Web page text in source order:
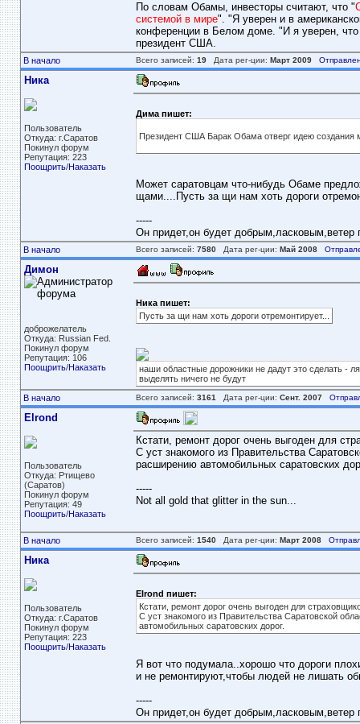
По словам Обамы, инвесторы считают, что "
системой в мире". "Я уверен и в
конференции в Белом доме. "И я уверен,
президент США.
В начало Всего записей: 19Дата рег-ции: Март 2009
Ника
Пользователь
Откуда: г.Саратов
Покинул форум
Репутация: 223
Поощрить/Наказать
Дима пишет:
Президент США Барак Обама отверг идею создания
Может саратовцам что-нибудь Обаме
щами....Пусть за щи нам хоть дороги
-----
Он придет,он будет добрым,ласковым,ветер
В начало Всего записей: 7580Дата рег-ции: Май 2008
Димон
доброжелатель
Откуда: Russian Fed.
Покинул форум
Репутация: 106
Поощрить/Наказать
Ника пишет:
Пусть за щи нам хоть дороги отремонтирует...
наши областные дорожники не дадут это сделать -
выделять ничего не будут
В начало
Всего записей: 3161 Дата рег-ции: Сент. 2007
Elrond
Пользователь
Откуда: Ртищево
(Саратов)
Покинул форум
Репутация: 49
Поощрить/Наказать
Кстати, ремонт дорог очень выгоден для
С уст знакомого из Правительства
расширению автомобильных саратовских
-----
Not all gold that glitter in the sun...
В начало Всего записей: 1540Дата рег-ции: Март 2008
Ника
Пользователь
Откуда: г.Саратов
Покинул форум
Репутация: 223
Поощрить/Наказать
Elrond пишет:
Кстати, ремонт дорог очень выгоден для
С уст знакомого из Правительства Саратовской
автомобильных саратовских дорог.
Я вот что подумала..хорошо что дороги
и не ремонтируют,чтобы людей не лишать
-----
Он придет,он будет добрым,ласковым,ветер